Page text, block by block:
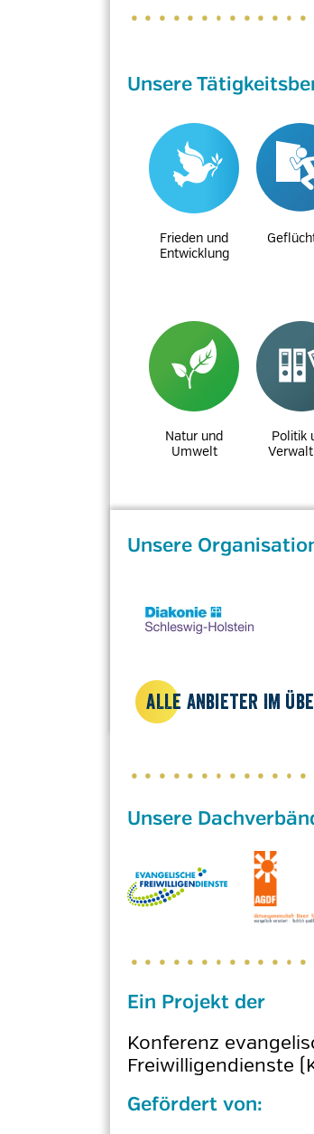
Unsere
Frieden und
Entwicklung
Natur und
Umwelt
Politik
Unsere
ALLE ANBIETER IM
Ein Projekt der
Konferenz
Freiwilligendienste
Gefördert von: